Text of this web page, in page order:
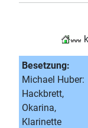
Besetzung:
Michael Huber:
Hackbrett,
Okarina,
Klarinette